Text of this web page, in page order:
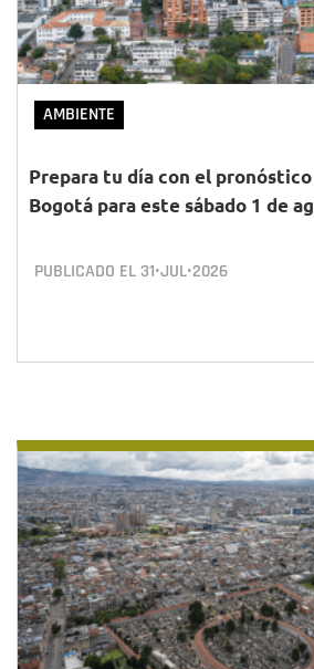
AMBIENTE
Prepara tu día con el
Bogotá para este sábado 1 de
PUBLICADO EL 31•JUL•2026